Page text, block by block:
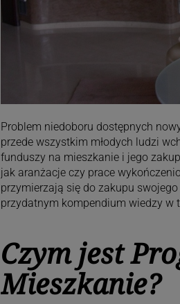
Problem niedoboru dostępnych
przede wszystkim młodych ludzi
funduszy na mieszkanie i jego
jak aranżacje czy prace
przymierzają się do zakupu
przydatnym kompendium wiedzy w
Czym jest
Mieszkanie?